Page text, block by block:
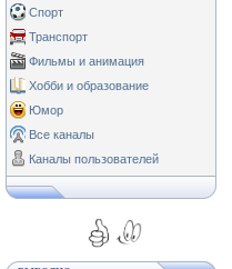
Спорт
Транспорт
Фильмы и анимация
Хобби и образование
Юмор
Все каналы
Каналы пользователей